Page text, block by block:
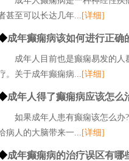
甚至可以长达几年... [详细]
成年癫痫病该如何进行正确
成年人目前也是癫痫易发的
。关于成年癫痫病... [详细]
成年人得了癫痫病应该怎么
如果成年人患有癫痫该怎么办
病人的大脑带来一... [详细]
成年癫痫病的治疗误区有哪